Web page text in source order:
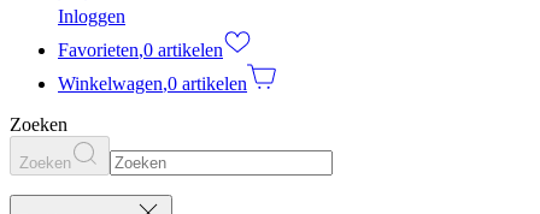
Inloggen
Favorieten,0 artikelen
Winkelwagen,0 artikelen
Zoeken
Zoeken